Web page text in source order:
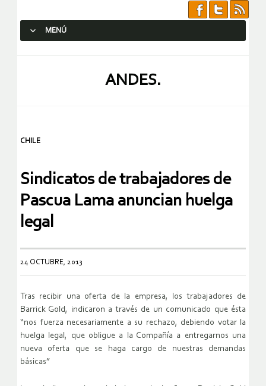
MENÚ
ANDES.
CHILE
Sindicatos de trabajadores de
Pascua Lama anuncian huelga
legal
24 OCTUBRE, 2013
Tras recibir una oferta de la empresa, los trabajadores de
Barrick Gold, indicaron a través de un comunicado que ésta
“nos fuerza necesariamente a su rechazo, debiendo votar la
huelga legal, que obligue a la Compañía a entregarnos una
nueva oferta que se haga cargo de nuestras demandas
básicas”